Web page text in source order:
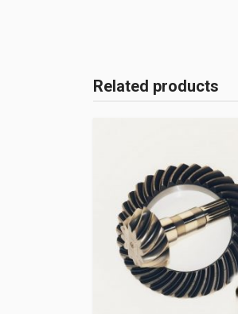
Related products